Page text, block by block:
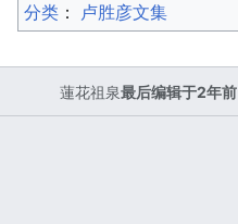
分类 ：​ 卢胜彦文集
蓮花祖泉最后编辑于2年前